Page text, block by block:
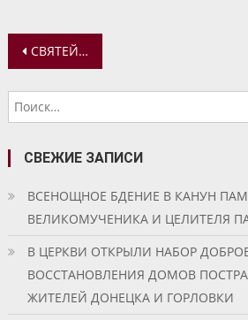
Навигация
по
записям
СВЯТЕЙШИЙ ПАТРИАРХ КИРИЛЛ ПОБЕСЕДОВАЛ С АРХИЕПИСКОПОМ ОХРИДСКИМ ИОАННОМ
СВЕЖИЕ ЗАПИСИ
ВСЕНОЩНОЕ БДЕНИЕ В КАНУН
ВЕЛИКОМУЧЕНИКА И ЦЕЛИТЕЛЯ
В ЦЕРКВИ ОТКРЫЛИ НАБОР
ВОССТАНОВЛЕНИЯ ДОМОВ
ЖИТЕЛЕЙ ДОНЕЦКА И ГОРЛОВКИ